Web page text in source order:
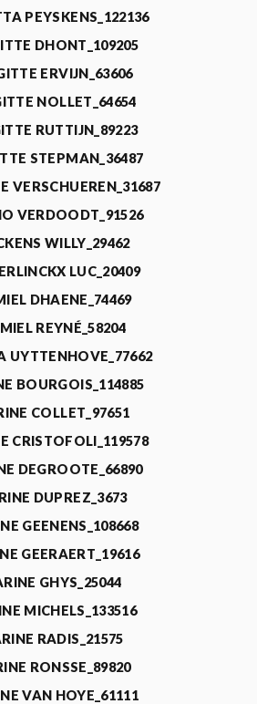
PEYSKENS_122136
DHONT_109205
ERVIJN_63606
NOLLET_64654
RUTTIJN_89223
STEPMAN_36487
VERSCHUEREN_31687
VERDOODT_91526
WILLY_29462
LUC_20409
DHAENE_74469
REYNÉ_58204
UYTTENHOVE_77662
BOURGOIS_114885
COLLET_97651
CRISTOFOLI_119578
DEGROOTE_66890
DUPREZ_3673
GEENENS_108668
GEERAERT_19616
GHYS_25044
MICHELS_133516
RADIS_21575
RONSSE_89820
VAN HOYE_61111